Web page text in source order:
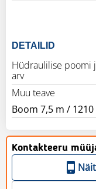
DETAILID
Hüdraulilise poomi
arv
Muu teave
Boom 7,5 m / 1210
Kontakteeru